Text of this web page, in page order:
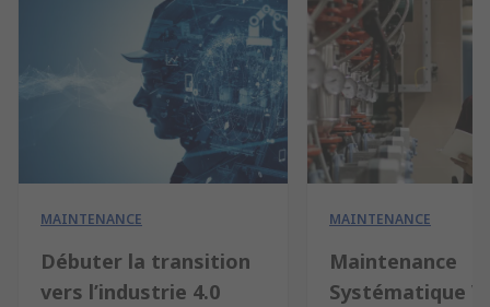
MAINTENANCE
Débuter la transition
vers l’industrie 4.0
MAINTENANCE
Maintenance
Systématique